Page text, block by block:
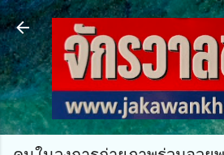
ข้ามไปที่เนื้อหาห